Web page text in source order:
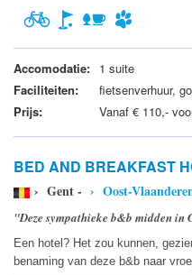
Accomodatie: 1 suite
Faciliteiten:
fietsenverhuur,
Prijs:
Vanaf € 110,-
BED AND BREAKFAST
› Gent - › Oost-
"Deze sympathieke b&b midden in
Een hotel? Het zou kunnen,
benaming van deze b&b naar